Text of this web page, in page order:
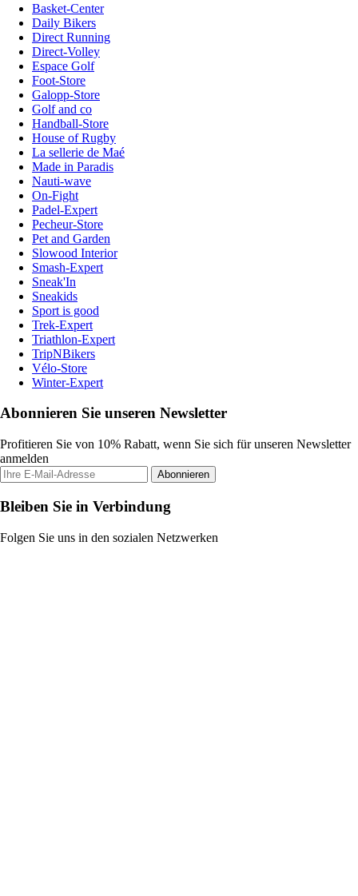
Basket-Center
Daily Bikers
Direct Running
Direct-Volley
Espace Golf
Foot-Store
Galopp-Store
Golf and co
Handball-Store
House of Rugby
La sellerie de Maé
Made in Paradis
Nauti-wave
On-Fight
Padel-Expert
Pecheur-Store
Pet and Garden
Slowood Interior
Smash-Expert
Sneak'In
Sneakids
Sport is good
Trek-Expert
Triathlon-Expert
TripNBikers
Vélo-Store
Winter-Expert
Abonnieren Sie unseren Newsletter
Profitieren Sie von 10% Rabatt, wenn Sie sich für unseren Newsletter
anmelden
Abonnieren
Bleiben Sie in Verbindung
Folgen Sie uns in den sozialen Netzwerken